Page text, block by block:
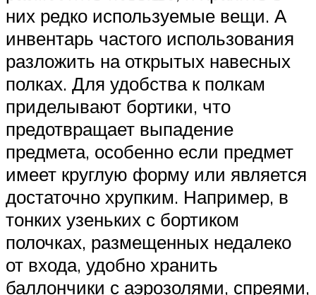
них редко используемые вещи. А
инвентарь частого использования
разложить на открытых навесных
полках. Для удобства к полкам
приделывают бортики, что
предотвращает выпадение
предмета, особенно если предмет
имеет круглую форму или является
достаточно хрупким. Например, в
тонких узеньких с бортиком
полочках, размещенных недалеко
от входа, удобно хранить
баллончики с аэрозолями, спреями,